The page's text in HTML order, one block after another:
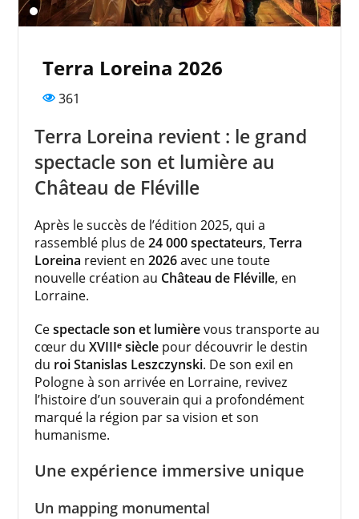
Terra Loreina 2026
361
Terra Loreina revient : le grand
spectacle son et lumière au
Château de Fléville
Après le succès de l’édition 2025, qui a
rassemblé plus de24 000 spectateurs,Terra
Loreina revient en2026avec une toute
nouvelle création au Château de Fléville, en
Lorraine.
Cespectacle son et lumièrevous transporte au
cœur duXVIIIᵉ siècle pour découvrir le destin
du roi Stanislas Leszczynski. De son exil en
Pologne à son arrivée en Lorraine, revivez
l’histoire d’un souverain qui a profondément
marqué la région par sa vision et son
humanisme.
Une expérience immersive unique
Un mapping monumental